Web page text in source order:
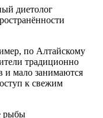
диетолог
по Алтайскому
традиционно
и мало занимаются
к свежим
рыбы